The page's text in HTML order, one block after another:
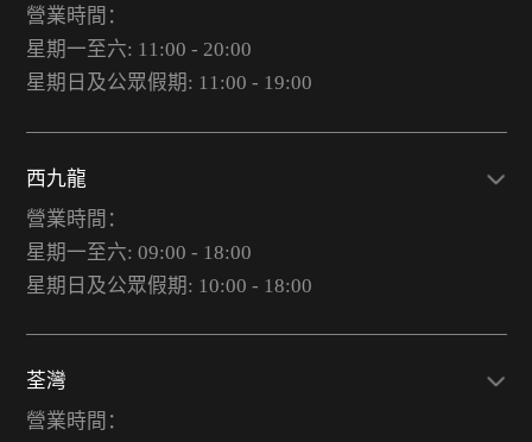
營業時間：
星期一至六: 11:00 - 20:00
星期日及公眾假期: 11:00 - 19:00
西九龍
營業時間：
星期一至六: 09:00 - 18:00
星期日及公眾假期: 10:00 - 18:00
荃灣
營業時間：